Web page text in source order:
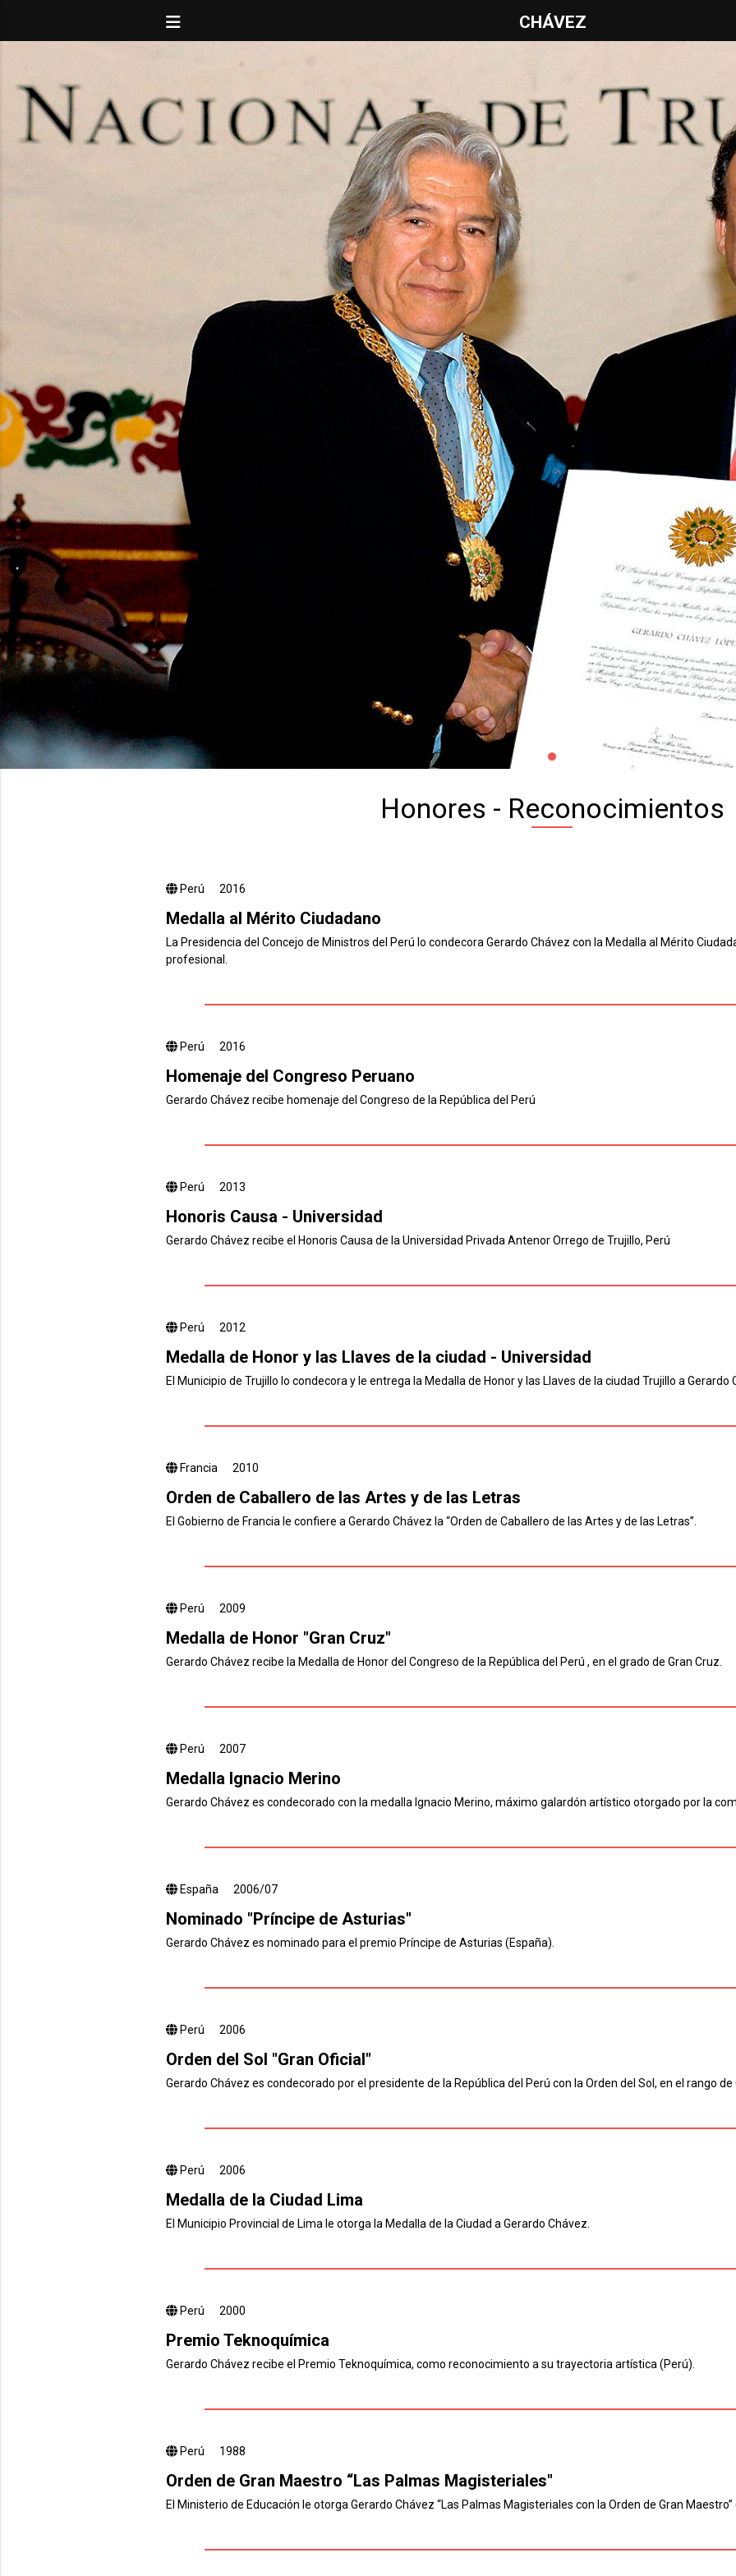
CHÁVEZ
Honores - Reconocimientos
Perú 2016
Medalla al Mérito Ciudadano
La Presidencia del Concejo de Ministros del Perú lo condecora Gerardo Chávez con la Medalla al Mérito
profesional.
Perú 2016
Homenaje del Congreso Peruano
Gerardo Chávez recibe homenaje del Congreso de la República del Perú
Perú 2013
Honoris Causa - Universidad
Gerardo Chávez recibe el Honoris Causa de la Universidad Privada Antenor Orrego de Trujillo, Perú
Perú 2012
Medalla de Honor y las Llaves de la ciudad - Universidad
El Municipio de Trujillo lo condecora y le entrega la Medalla de Honor y las Llaves de la ciudad Trujillo a Gerardo
Francia 2010
Orden de Caballero de las Artes y de las Letras
El Gobierno de Francia le confiere a Gerardo Chávez la “Orden de Caballero de las Artes y de las Letras”.
Perú 2009
Medalla de Honor "Gran Cruz"
Gerardo Chávez recibe la Medalla de Honor del Congreso de la República del Perú , en el grado de Gran Cruz.
Perú 2007
Medalla Ignacio Merino
Gerardo Chávez es condecorado con la medalla Ignacio Merino, máximo galardón artístico otorgado por la
España 2006/07
Nominado "Príncipe de Asturias"
Gerardo Chávez es nominado para el premio Príncipe de Asturias (España).
Perú 2006
Orden del Sol "Gran Oficial"
Gerardo Chávez es condecorado por el presidente de la República del Perú con la Orden del Sol, en el rango de
Perú 2006
Medalla de la Ciudad Lima
El Municipio Provincial de Lima le otorga la Medalla de la Ciudad a Gerardo Chávez.
Perú 2000
Premio Teknoquímica
Gerardo Chávez recibe el Premio Teknoquímica, como reconocimiento a su trayectoria artística (Perú).
Perú 1988
Orden de Gran Maestro “Las Palmas Magisteriales"
El Ministerio de Educación le otorga Gerardo Chávez “Las Palmas Magisteriales con la Orden de Gran Maestro”